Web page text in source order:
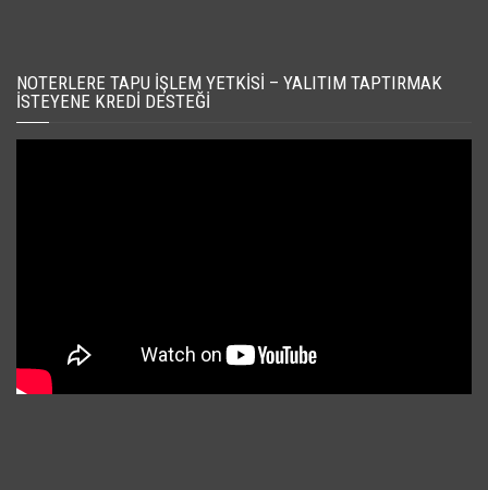
NOTERLERE TAPU İŞLEM YETKISI – YALITIM TAPTIRMAK
İSTEYENE KREDI DESTEĞI